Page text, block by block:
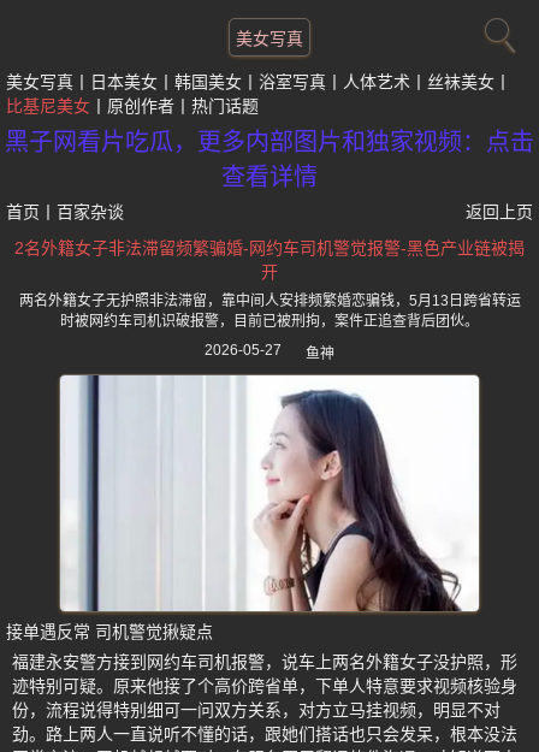
美女写真
美女写真 日本美女 韩国美女 浴室写真 人体艺术
丝袜美女
比基尼美女
原创作者 热门话题
黑子网看片吃瓜，更多内部图片和独家视频：点击
查看详情
首页 百家杂谈
返回上页
2名外籍女子非法滞留频繁骗婚-网约车司机警觉报警-黑色产业链被揭
开
两名外籍女子无护照非法滞留，靠中间人安排频繁婚恋骗钱，5月13日跨省转运
时被网约车司机识破报警，目前已被刑拘，案件正追查背后团伙。
2026-05-27
鱼神
接单遇反常 司机警觉揪疑点
福建永安警方接到网约车司机报警，说车上两名外籍女子没护照，形
迹特别可疑。原来他接了个高价跨省单，下单人特意要求视频核验身
份，流程说得特别细可一问双方关系，对方立马挂视频，明显不对
劲。路上两人一直说听不懂的话，跟她们搭话也只会发呆，根本没法